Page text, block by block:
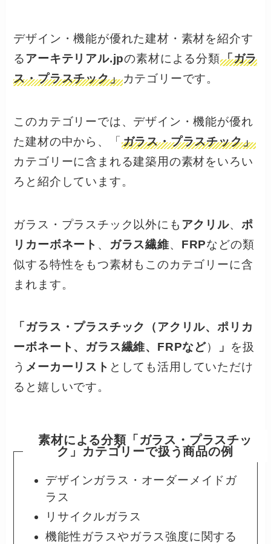
デザイン・機能が優れた建材・素材を紹介す
る アーキテリアル.jpの素材による分類「ガラ
ス・プラスチック」カテゴリーです。
このカテゴリーでは、デザイン・機能が優れ
た建材の中から、「 ガラス・プラスチック」
カテゴリーに含まれる建築用の素材をいろい
ろと紹介しています。
ガラス・プラスチック以外にも アクリル、 ポ
リカーボネート 、 ガラス繊維、 FRPなどの類
似する特性をもつ素材もこのカテゴリーに含
まれます。
「ガラス・プラスチック（アクリル、ポリカ
ーボネート、ガラス繊維、FRPなど） 」
を扱
う メーカーリスト としても活用していただけ
ると嬉しいです。
素材による分類「ガラス・プラスチッ
ク」 カテゴリーで扱う商品の例
デザインガラス・オーダーメイドガ
ラス
リサイクルガラス
機能性ガラスやガラス強度に関する